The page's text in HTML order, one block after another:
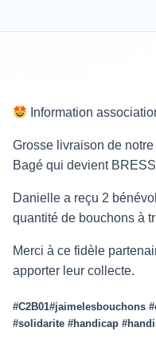
Information
Grosse livraison de
Bagé qui devient
Danielle a reçu 2
quantité de bouchons à
Merci à ce fidèle
apporter leur collecte.
#C2B01#jaimelesbouchons
#solidarite #handicap